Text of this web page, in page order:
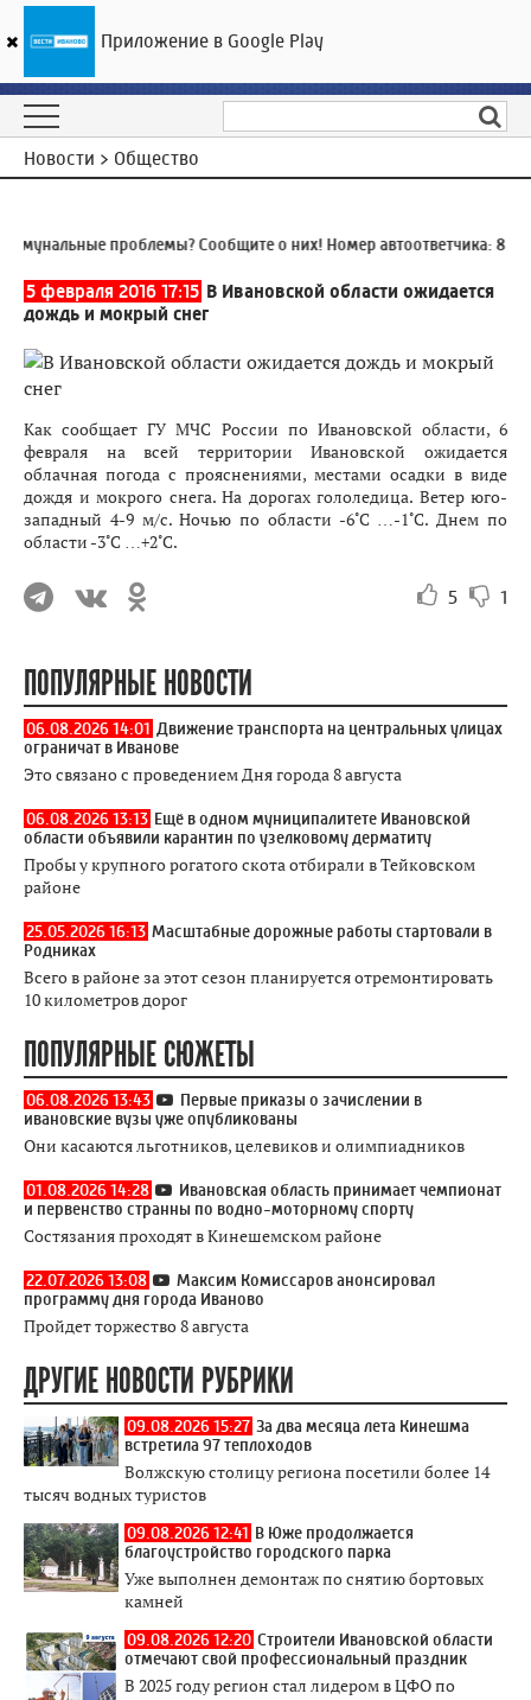
ГТРК «Ивтелерадио»
Новости > Общество
проблемы? Сообщите о них! Номер автоответчика:8
5 февраля 2016 17:15 В Ивановской области ожидается
дождь и мокрый снег
Как сообщает ГУ МЧС России по Ивановской области, 6
февраля на всей территории Ивановской ожидается
облачная погода с прояснениями, местами осадки в виде
дождя и мокрого снега. На дорогах гололедица. Ветер юго-
западный 4-9 м/с. Ночью по области -6˚С …-1˚С. Днем по
области -3˚С …+2˚С.
5 1
ПОПУЛЯРНЫЕ НОВОСТИ
06.08.2026 14:01 Движение транспорта на центральных улицах
ограничат в Иванове
Это связано с проведением Дня города 8 августа
06.08.2026 13:13 Ещё в одном муниципалитете Ивановской
области объявили карантин по узелковому дерматиту
Пробы у крупного рогатого скота отбирали в Тейковском
районе
25.05.2026 16:13 Масштабные дорожные работы стартовали в
Родниках
Всего в районе за этот сезон планируется отремонтировать
10 километров дорог
ПОПУЛЯРНЫЕ СЮЖЕТЫ
06.08.2026 13:43
Первые приказы о зачислении в
ивановские вузы уже опубликованы
Они касаются льготников, целевиков и олимпиадников
01.08.2026 14:28
Ивановская область принимает чемпионат
и первенство странны по водно-моторному спорту
Состязания проходят в Кинешемском районе
22.07.2026 13:08
Максим Комиссаров анонсировал
программу дня города Иваново
Пройдет торжество 8 августа
ДРУГИЕ НОВОСТИ РУБРИКИ
09.08.2026 15:27 За два месяца лета Кинешма
встретила 97 теплоходов
Волжскую столицу региона посетили более 14
тысяч водных туристов
09.08.2026 12:41 В Юже продолжается
благоустройство городского парка
Уже выполнен демонтаж по снятию бортовых
камней
09.08.2026 12:20 Строители Ивановской области
отмечают свой профессиональный праздник
В 2025 году регион стал лидером в ЦФО по
Приложение в Google Play